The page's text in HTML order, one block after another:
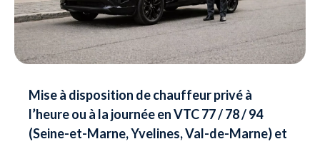
Mise à disposition de chauffeur privé à
l’heure ou à la journée en VTC 77 / 78 / 94
(Seine-et-Marne, Yvelines, Val-de-Marne) et